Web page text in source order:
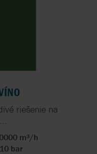
riešenie na
m³/h
bar